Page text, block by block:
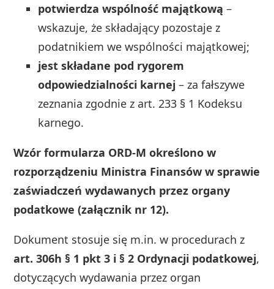
potwierdza wspólność majątkową –
wskazuje, że składający pozostaje z
podatnikiem we wspólności majątkowej;
jest składane pod rygorem
odpowiedzialności karnej – za fałszywe
zeznania zgodnie z art. 233 § 1 Kodeksu
karnego.
Wzór formularza ORD‑M określono w
rozporządzeniu Ministra Finansów w sprawie
zaświadczeń wydawanych przez organy
podatkowe (załącznik nr 12).
Dokument stosuje się m.in. w procedurach z
art. 306h § 1 pkt 3 i § 2 Ordynacji podatkowej,
dotyczących wydawania przez organ